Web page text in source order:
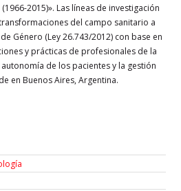
2015)». Las líneas de investigación
del campo sanitario a
Género (Ley 26.743/2012) con base en
y prácticas de profesionales de la
de los pacientes y la gestión
en Buenos Aires, Argentina.